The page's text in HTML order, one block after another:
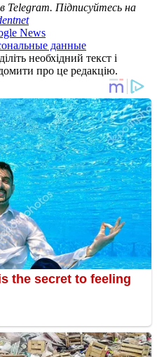
в Telegram. Підписуйтесь на
News
данные
необхідний текст і
про це редакцію.